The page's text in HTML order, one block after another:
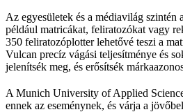
Az egyesületek és a médiavilág
például matricákat, feliratozókat vagy
350 feliratozóplotter lehetővé teszi a
Vulcan precíz vágási teljesítménye és
jelenítsék meg, és erősítsék
A Munich University of Applied
ennek az eseménynek, és várja a